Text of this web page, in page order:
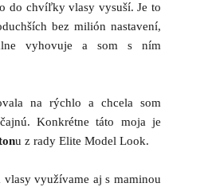
do chvíľky vlasy vysuší. Je to
bez milión nastavení,
vyhovuje a som s ním
na rýchlo a chcela som
Konkrétne táto moja je
u z rady Elite Model Look.
využívame aj s maminou